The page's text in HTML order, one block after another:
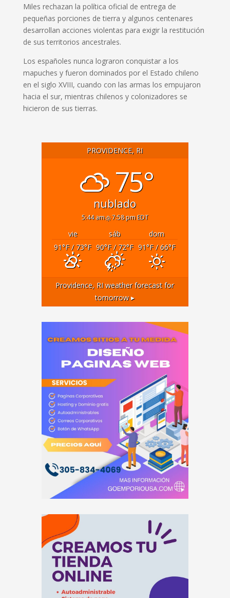
Miles rechazan la política oficial de entrega de
pequeñas porciones de tierra y algunos centenares
desarrollan acciones violentas para exigir la restitución
de sus territorios ancestrales.
Los españoles nunca lograron conquistar a los
mapuches y fueron dominados por el Estado chileno
en el siglo XVIII, cuando con las armas los empujaron
hacia el sur, mientras chilenos y colonizadores se
hicieron de sus tierras.
PROVIDENCE, RI
75°
nublado
5:44 am 7:58 pm EDT
vie sáb
dom
91°F/ 73°F 90°F/ 72°F 91°F/ 66°F
Providence, RI weather forecast for
tomorrow ▸